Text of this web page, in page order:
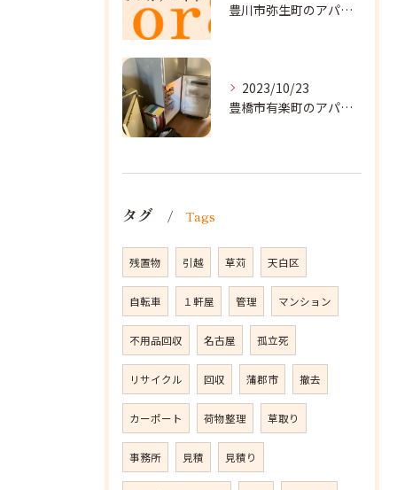
豊川市弥生町のアパート改装に向かいました。
2023/10/23
豊橋市有楽町のアパートに遺品整理に向かいました。
タグ Tags
残置物 引越 草苅 天白区
自転車 １軒屋 管理 マンション
不用品回収 名古屋 孤立死
リサイクル 回収 蒲郡市 撤去
カーポート 荷物整理 草取り
事務所 見積 見積り